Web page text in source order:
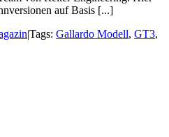
auf Basis [...]
|Tags: Gallardo Modell, GT3,